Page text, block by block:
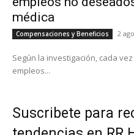
médica
Compensaciones y Beneficios 2
Según la investigación, cada
empleos...
Suscribete para